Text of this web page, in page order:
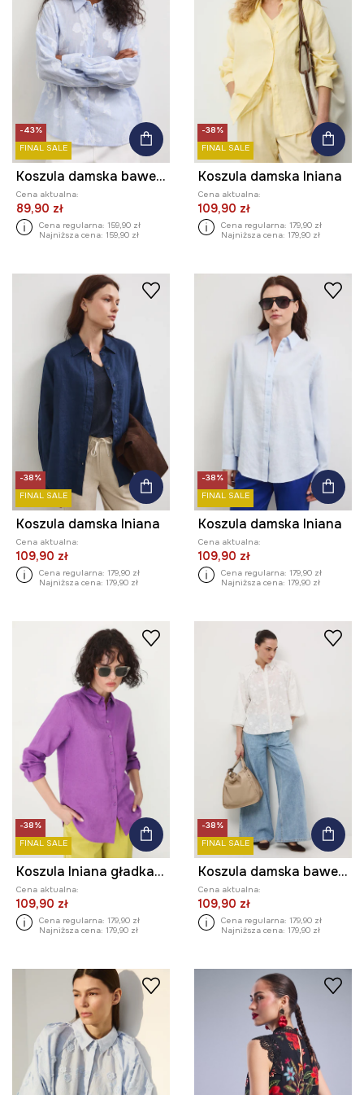
-43%
FINAL SALE
Koszula damska bawełniana
Cena aktualna:
89,90 zł
Cena regularna: 159,90 zł
Najniższa cena: 159,90 zł
-38%
FINAL SALE
Koszula damska lniana
Cena aktualna:
109,90 zł
Cena regularna: 179,90 zł
Najniższa cena: 179,90 zł
-38%
FINAL SALE
Koszula damska lniana
Cena aktualna:
109,90 zł
Cena regularna: 179,90 zł
Najniższa cena: 179,90 zł
-38%
FINAL SALE
Koszula damska lniana
Cena aktualna:
109,90 zł
Cena regularna: 179,90 zł
Najniższa cena: 179,90 zł
-38%
FINAL SALE
Koszula lniana gładka kolor fioletowy
Cena aktualna:
109,90 zł
Cena regularna: 179,90 zł
Najniższa cena: 179,90 zł
-38%
FINAL SALE
Koszula damska bawełniana żakardowa
Cena aktualna:
109,90 zł
Cena regularna: 179,90 zł
Najniższa cena: 179,90 zł